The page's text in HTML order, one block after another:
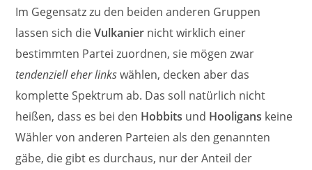
Im Gegensatz zu den beiden anderen Gruppen
lassen sich dieVulkanier nicht wirklich einer
bestimmten Partei zuordnen, sie mögen zwar
tendenziell eher linkswählen, decken aber das
komplette Spektrum ab. Das soll natürlich nicht
heißen, dass es bei den Hobbits und Hooligans keine
Wähler von anderen Parteien als den genannten
gäbe, die gibt es durchaus, nur der Anteil der